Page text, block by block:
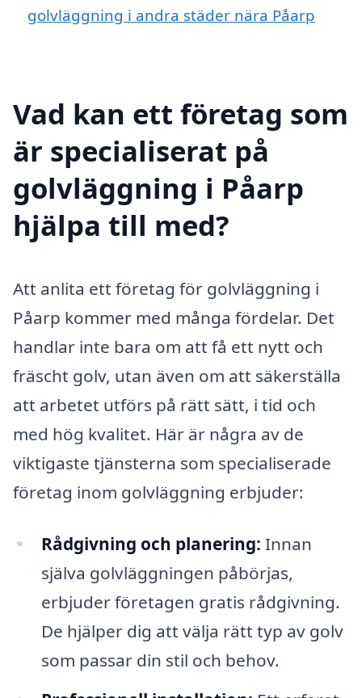
golvläggning i andra städer nära Påarp
Vad kan ett företag som
är specialiserat på
golvläggning i Påarp
hjälpa till med?
Att anlita ett företag för golvläggning i
Påarp kommer med många fördelar. Det
handlar inte bara om att få ett nytt och
fräscht golv, utan även om att säkerställa
att arbetet utförs på rätt sätt, i tid och
med hög kvalitet. Här är några av de
viktigaste tjänsterna som specialiserade
företag inom golvläggning erbjuder:
Rådgivning och planering: Innan
själva golvläggningen påbörjas,
erbjuder företagen gratis rådgivning.
De hjälper dig att välja rätt typ av golv
som passar din stil och behov.